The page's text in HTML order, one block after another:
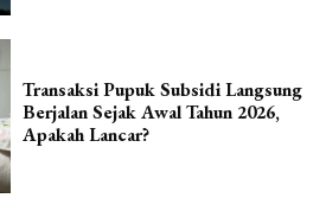
Transaksi Pupuk Subsidi Langsung
Berjalan Sejak Awal Tahun 2026,
Apakah Lancar?